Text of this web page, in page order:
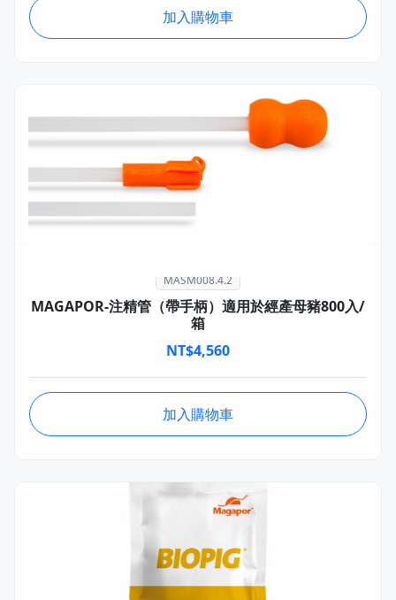
加入購物車
MASM008.4.2
MAGAPOR-注精管（帶手柄）適用於經產母豬800入/
箱
NT$4,560
加入購物車